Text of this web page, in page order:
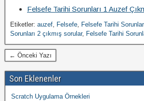
Felsefe Tarihi Sorunları 1 Auzef
Etiketler: auzef, Felsefe, Felsefe Tarihi
Sorunları 2 çıkmış sorular, Felsefe Tarihi
← Önceki Yazı
Son Eklenenler
Scratch Uygulama Örnekleri